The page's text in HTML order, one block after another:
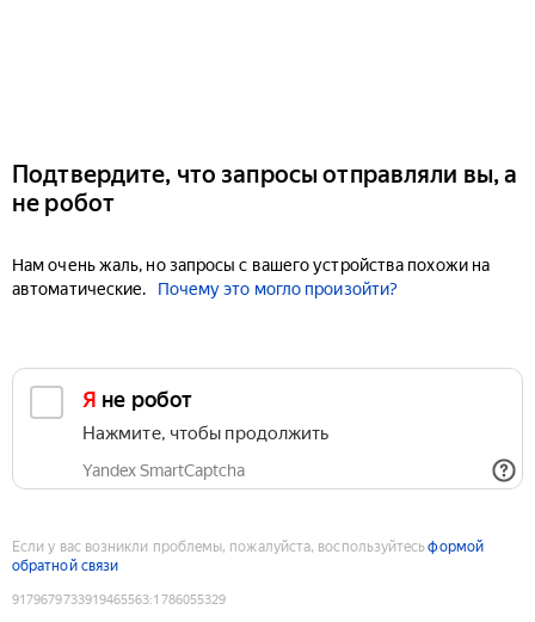
Подтвердите, что запросы отправляли вы, а
не робот
Нам очень жаль, но запросы с вашего устройства похожи на
автоматические.
Почему это могло произойти?
Я не робот
Нажмите, чтобы продолжить
Yandex SmartCaptcha
Если у вас возникли проблемы, пожалуйста, воспользуйтесьформой
обратной связи
9179679733919465563:1786055329